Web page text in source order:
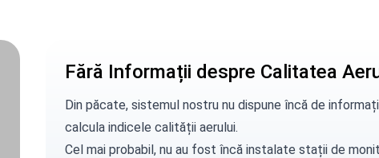
Fără Informații despre Calitatea
Din păcate, sistemul nostru nu dispune încă de
calcula indicele calității aerului.
Cel mai probabil, nu au fost încă instalate stații de